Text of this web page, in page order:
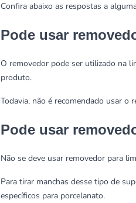
Confira abaixo as respostas a
Pode usar
O removedor pode ser utilizado na
produto.
Todavia, não é recomendado usar o
Pode usar
Não se deve usar removedor para
Para tirar manchas desse tipo de
específicos para porcelanato.